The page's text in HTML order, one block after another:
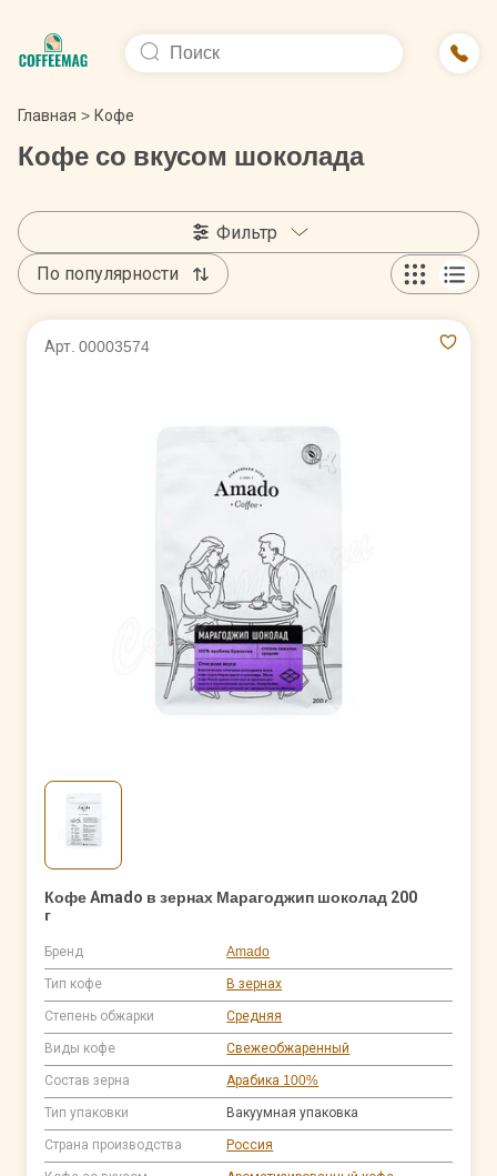
Главная > Кофе
Кофе со вкусом шоколада
Фильтр
По популярности
Арт. 00003574
Кофе Amado в зернах Марагоджип шоколад 200
г
Бренд Amado
Тип кофе В зернах
Степень обжарки Средняя
Виды кофе Свежеобжаренный
Состав зерна Арабика 100%
Тип упаковки Вакуумная упаковка
Страна производства Россия